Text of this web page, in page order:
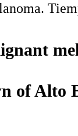
of Alto